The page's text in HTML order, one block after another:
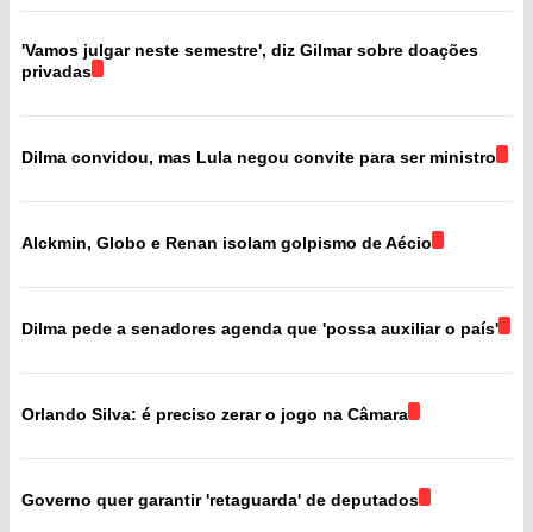
'Vamos julgar neste semestre', diz Gilmar sobre doações
privadas
Dilma convidou, mas Lula negou convite para ser ministro
Alckmin, Globo e Renan isolam golpismo de Aécio
Dilma pede a senadores agenda que 'possa auxiliar o país'
Orlando Silva: é preciso zerar o jogo na Câmara
Governo quer garantir 'retaguarda' de deputados